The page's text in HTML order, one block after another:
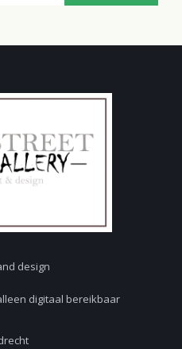
design
digitaal bereikbaar